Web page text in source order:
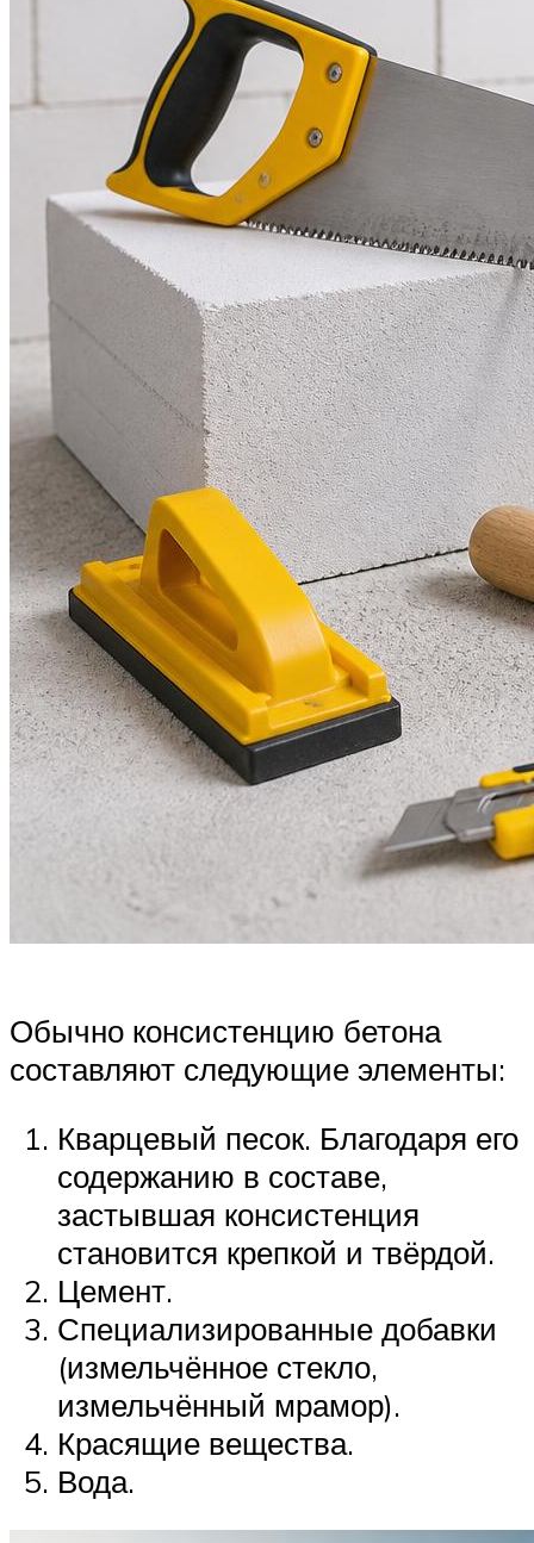
Обычно консистенцию бетона
составляют следующие элементы:
Кварцевый песок. Благодаря его
содержанию в составе,
застывшая консистенция
становится крепкой и твёрдой.
Цемент.
Специализированные добавки
(измельчённое стекло,
измельчённый мрамор).
Красящие вещества.
Вода.